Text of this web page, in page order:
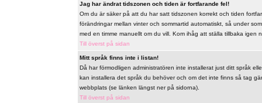
Jag har ändrat tidszonen och tiden är fortfarande fel!
Om du är säker på att du har satt tidszonen korrekt och tiden
förändringar mellan vinter och sommartid automatiskt, så under
med en timme manuellt om du vill. Kom ihåg att ställa tillbaka igen
Till överst på sidan
Mitt språk finns inte i listan!
Då har förmodligen administratören inte installerat just ditt språk
kan installera det språk du behöver och om det inte finns så tag
webbplats (se länken längst ner på sidorna).
Till överst på sidan